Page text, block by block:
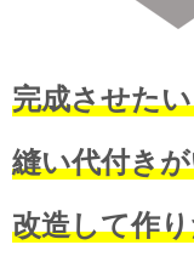
完成させた
縫い代付き
改造して作